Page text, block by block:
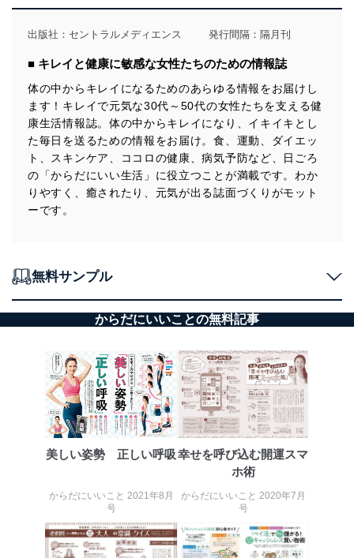
出版社： セントラルメディエンス 発行間隔：隔月刊
■ キレイと健康に敏感な女性たちのための情報誌
体の中からキレイになるためのあらゆる情報をお届けし
ます！キレイで元気な30代～50代の女性たちを支える健
康生活情報誌。体の中からキレイになり、イキイキとし
た毎日を送るための情報をお届け。食、運動、ダイエッ
ト、スキンケア、ココロの健康、病気予防など、日ごろ
の「からだにいい生活」に役立つことが満載です。わか
りやすく、癒されたり、元気が出る誌面づくりがモット
ーです。
無料サンプル
からだにいいことの無料記事
美しい姿勢 正しい呼吸
からだにいいこと 2021年8月
号
幸せを呼び込む開運スマ
ホ術
からだにいいこと 2020年7月
号